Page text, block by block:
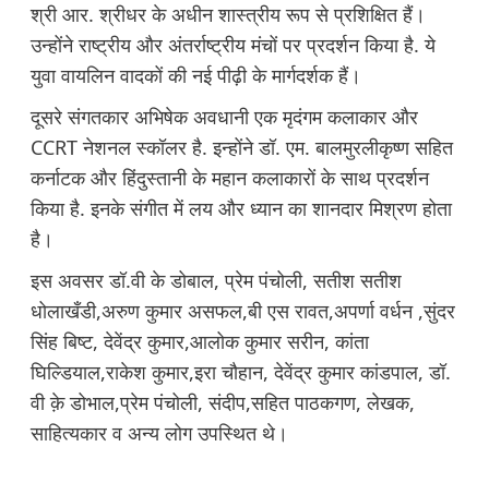
श्री आर. श्रीधर के अधीन शास्त्रीय रूप से प्रशिक्षित हैं।
उन्होंने राष्ट्रीय और अंतर्राष्ट्रीय मंचों पर प्रदर्शन किया है. ये
युवा वायलिन वादकों की नई पीढ़ी के मार्गदर्शक हैं।
दूसरे संगतकार अभिषेक अवधानी एक मृदंगम कलाकार और
CCRT नेशनल स्कॉलर है. इन्होंने डॉ. एम. बालमुरलीकृष्ण सहित
कर्नाटक और हिंदुस्तानी के महान कलाकारों के साथ प्रदर्शन
किया है. इनके संगीत में लय और ध्यान का शानदार मिश्रण होता
है।
इस अवसर डॉ.वी के डोबाल, प्रेम पंचोली, सतीश सतीश
धोलाखँडी,अरुण कुमार असफल,बी एस रावत,अपर्णा वर्धन ,सुंदर
सिंह बिष्ट, देवेंद्र कुमार,आलोक कुमार सरीन, कांता
घिल्डियाल,राकेश कुमार,इरा चौहान, देवेंद्र कुमार कांडपाल, डॉ.
वी क़े डोभाल,प्रेम पंचोली, संदीप,सहित पाठकगण, लेखक,
साहित्यकार व अन्य लोग उपस्थित थे।